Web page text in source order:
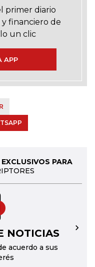
primer diario
financiero de
un clic
APP
PARA
NOTICIAS
acuerdo a sus
→